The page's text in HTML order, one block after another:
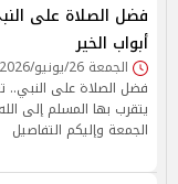
فضل الصلاة على
أبواب الخير
الجمعة 26/يونيو/2026 - 12:05 م
فضل الصلاة على النبي..
يتقرب بها المسلم إلى
الجمعة وإليكم التفاصيل